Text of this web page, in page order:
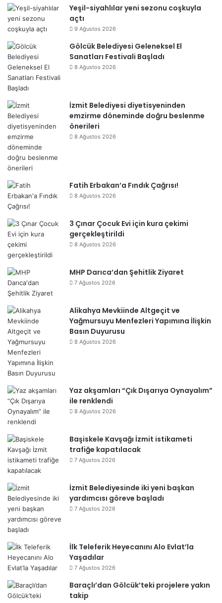
Yeşil-siyahlılar yeni sezonu coşkuyla
açtı
9 Ağustos 2026
Gölcük Belediyesi Geleneksel El
Sanatları Festivali Başladı
8 Ağustos 2026
İzmit Belediyesi diyetisyeninden
emzirme döneminde doğru beslenme
önerileri
8 Ağustos 2026
Fatih Erbakan’a Fındık Çağrısı!
8 Ağustos 2026
3 Çınar Çocuk Evi için kura çekimi
gerçekleştirildi
8 Ağustos 2026
MHP Darıca’dan Şehitlik Ziyaret
7 Ağustos 2026
Alikahya Mevkiinde Altgeçit ve
Yağmursuyu Menfezleri Yapımına İlişkin
Basın Duyurusu
8 Ağustos 2026
Yaz akşamları “Çık Dışarıya Oynayalım”
ile renklendi
8 Ağustos 2026
Başiskele Kavşağı İzmit istikameti
trafiğe kapatılacak
7 Ağustos 2026
İzmit Belediyesinde iki yeni başkan
yardımcısı göreve başladı
7 Ağustos 2026
İlk Teleferik Heyecanını Alo Evlat’la
Yaşadılar
7 Ağustos 2026
Baraçlı’dan Gölcük’teki projelere yakın
takip